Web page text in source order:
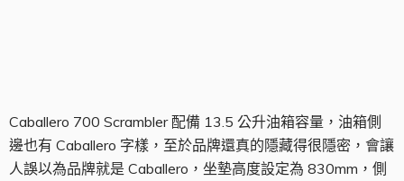
Caballero 700 Scrambler 配備 13.5 公升油箱容量，油箱側
邊也有 Caballero 字樣，至於品牌還真的隱藏得很隱密，會讓
人誤以為品牌就是 Caballero，坐墊高度設定為 830mm，側